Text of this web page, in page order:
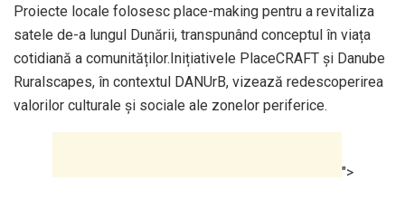
Proiecte locale folosesc place-making pentru a revitaliza
satele de-a lungul Dunării, transpunând conceptul în viața
cotidiană a comunităților.Inițiativele PlaceCRAFT și Danube
Ruralscapes, în contextul DANUrB, vizează redescoperirea
valorilor culturale și sociale ale zonelor periferice.
">